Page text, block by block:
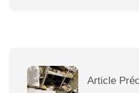
Article